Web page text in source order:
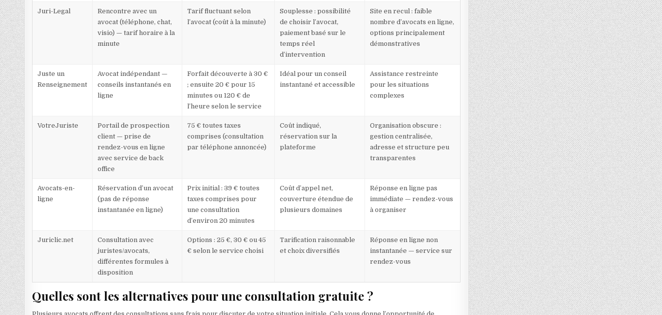
Juri-Legal
Rencontre avec un
avocat (téléphone, chat,
visio) — tarif horaire à la
minute
Tarif fluctuant selon
l’avocat (coût à la minute)
Souplesse : possibilité
de choisir l’avocat,
paiement basé sur le
temps réel
d’intervention
Site en recul : faible
nombre d’avocats en ligne,
options principalement
démonstratives
Juste un
Renseignement
Avocat indépendant —
conseils instantanés en
ligne
Forfait découverte à 30 €
; ensuite 20 € pour 15
minutes ou 120 € de
l’heure selon le service
Idéal pour un conseil
instantané et accessible
Assistance restreinte
pour les situations
complexes
VotreJuriste
Portail de prospection
client — prise de
rendez-vous en ligne
avec service de back
office
75 € toutes taxes
comprises (consultation
par téléphone annoncée)
Coût indiqué,
réservation sur la
plateforme
Organisation obscure :
gestion centralisée,
adresse et structure peu
transparentes
Avocats-en-
ligne
Réservation d’un avocat
(pas de réponse
instantanée en ligne)
Prix initial : 39 € toutes
taxes comprises pour
une consultation
d’environ 20 minutes
Coût d’appel net,
couverture étendue de
plusieurs domaines
Réponse en ligne pas
immédiate — rendez-vous
à organiser
Juriclic.net
Consultation avec
juristes/avocats,
différentes formules à
disposition
Options : 25 €, 30 € ou 45
€ selon le service choisi
Tarification raisonnable
et choix diversifiés
Réponse en ligne non
instantanée — service sur
rendez-vous
Quelles sont les alternatives pour une consultation gratuite ?